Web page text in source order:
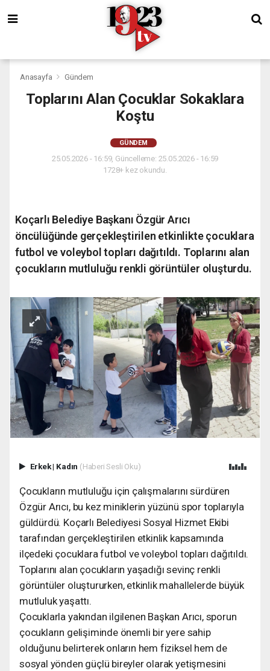
Anasayfa Gündem
Toplarını Alan Çocuklar Sokaklara
Koştu
GÜNDEM
25.05.2026 - 16:59, Güncelleme: 25.05.2026 - 16:59
1728+ kez okundu.
Koçarlı Belediye Başkanı Özgür Arıcı
öncülüğünde gerçekleştirilen etkinlikte çocuklara
futbol ve voleybol topları dağıtıldı. Toplarını alan
çocukların mutluluğu renkli görüntüler oluşturdu.
Erkek| Kadın (Haberi Sesli Oku)
Çocukların mutluluğu için çalışmalarını sürdüren
Özgür Arıcı, bu kez miniklerin yüzünü spor toplarıyla
güldürdü. Koçarlı Belediyesi Sosyal Hizmet Ekibi
tarafından gerçekleştirilen etkinlik kapsamında
ilçedeki çocuklara futbol ve voleybol topları dağıtıldı.
Toplarını alan çocukların yaşadığı sevinç renkli
görüntüler oluştururken, etkinlik mahallelerde büyük
mutluluk yaşattı.
Çocuklarla yakından ilgilenen Başkan Arıcı, sporun
çocukların gelişiminde önemli bir yere sahip
olduğunu belirterek onların hem fiziksel hem de
sosyal yönden güçlü bireyler olarak yetişmesini